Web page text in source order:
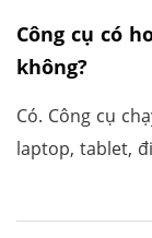
Công cụ có
không?
Có. Công cụ
laptop, tablet,